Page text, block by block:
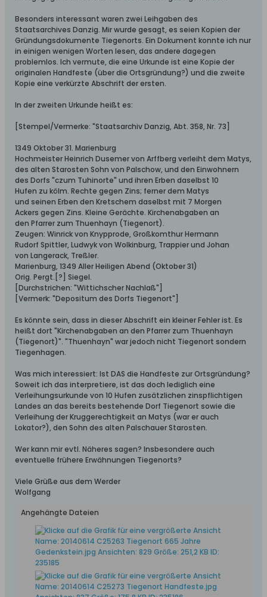
Besonders interessant waren zwei Leihgaben des
Staatsarchives Danzig. Mir wurde gesagt, es seien Kopien der
Gründungsdokumente Tiegenorts. Ein Dokument konnte ich nur
in einigen wenigen Worten lesen, das andere dagegen
problemlos. Ich vermute, die eine Urkunde ist eine Kopie der
originalen Handfeste (über die Ortsgründung?) und die zweite
Kopie eine verkürzte Abschrift der ersten.
In der zweiten Urkunde heißt es:
[Stempel/Vermerke: "Staatsarchiv Danzig, Abt. 358, Nr. 73]
1349 Oktober 31. Marienburg
Hochmeister Heinrich Dusemer von Arffberg verleiht dem Matys,
des alten Starosten Sohn von Palschow, und den Einwohnern
des Dorfs "czum Tuhinorte" und ihren Erben daselbst 10
Hufen zu kölm. Rechte gegen Zins; ferner dem Matys
und seinen Erben den Kretschem daselbst mit 7 Morgen
Ackers gegen Zins. Kleine Gerächte. Kirchenabgaben an
den Pfarrer zum Thuenhayn (Tiegenort).
Zeugen: Winrick von Knypprode, Großkomthur Hermann
Rudorf Spittler, Ludwyk von Wolkinburg, Trappier und Johan
von Langerack, Treßler.
Marienburg, 1349 Aller Heiligen Abend (Oktober 31)
Orig. Pergt.[?] Siegel.
[Durchstrichen: "Wittichscher Nachlaß"]
[Vermerk: "Depositum des Dorfs Tiegenort"]
Es könnte sein, dass in dieser Abschrift ein kleiner Fehler ist. Es
heißt dort "Kirchenabgaben an den Pfarrer zum Thuenhayn
(Tiegenort)". "Thuenhayn" war jedoch nicht Tiegenort sondern
Tiegenhagen.
Was mich interessiert: Ist DAS die Handfeste zur Ortsgründung?
Soweit ich das interpretiere, ist das doch lediglich eine
Verleihungsurkunde von 10 Hufen zusätzlichen zinspflichtigen
Landes an das bereits bestehende Dorf Tiegenort sowie die
Verleihung der Kruggerechtigkeit an Matys (war er auch
Lokator?), den Sohn des alten Palschauer Starosten.
Wer kann mir evtl. Näheres sagen? Insbesondere auch
eventuelle frühere Erwähnungen Tiegenorts?
Viele Grüße aus dem Werder
Wolfgang
Angehängte Dateien